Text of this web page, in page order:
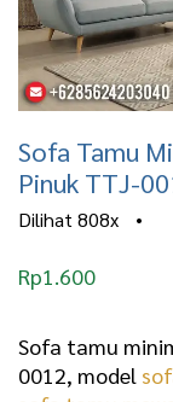
Sofa Tamu
Pinuk TTJ-
Dilihat 808x •
Rp1.600
Sofa tamu
0012, model